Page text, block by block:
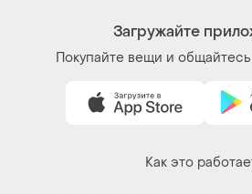
Загружайте
Покупайте вещи и
Как это